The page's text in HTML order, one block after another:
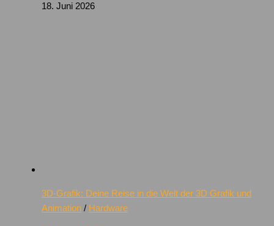
18. Juni 2026
3D-Grafik: Deine Reise in die Welt der 3D Grafik und
Animation / Hardware